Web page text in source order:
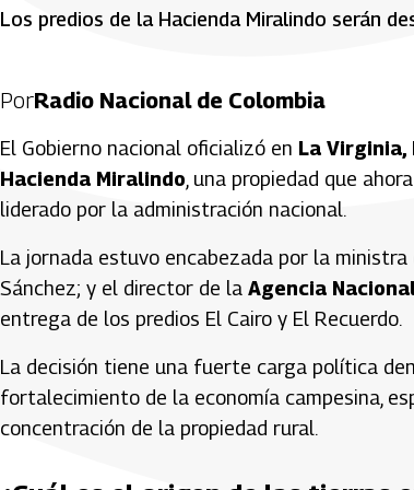
Los predios de la Hacienda Miralindo serán
PorRadio Nacional de Colombia
El Gobierno nacional oficializó en La Virginia,
Hacienda Miralindo , una propiedad que
liderado por la administración nacional.
La jornada estuvo encabezada por la
Sánchez; y el director de la Agencia
entrega de los predios El Cairo y El Recuerdo.
La decisión tiene una fuerte carga política
fortalecimiento de la economía campesina,
concentración de la propiedad rural.